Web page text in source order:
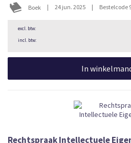
Boek | 24 jun. 2025 | Bestelcode
In
Rechtspraak Intellectuele